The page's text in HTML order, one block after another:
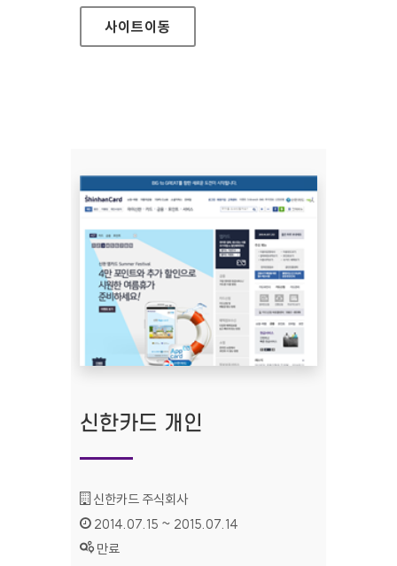
사이트이동
신한카드 개인
기관명 :
신한카드 주식회사
인증기간 :
2014.07.15 ~ 2015.07.14
상태 :
만료